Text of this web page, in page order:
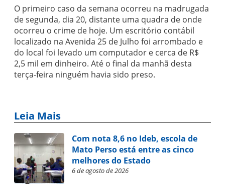
O primeiro caso da semana ocorreu na madrugada
de segunda, dia 20, distante uma quadra de onde
ocorreu o crime de hoje. Um escritório contábil
localizado na Avenida 25 de Julho foi arrombado e
do local foi levado um computador e cerca de R$
2,5 mil em dinheiro. Até o final da manhã desta
terça-feira ninguém havia sido preso.
Leia Mais
Com nota 8,6 no Ideb, escola de
Mato Perso está entre as cinco
melhores do Estado
6 de agosto de 2026